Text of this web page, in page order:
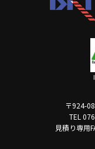
〒924-
TEL
見積り専用